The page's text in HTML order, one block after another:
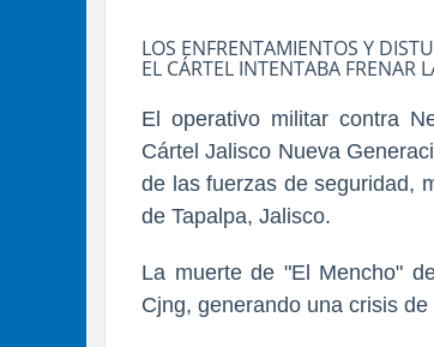
LOS ENFRENTAMIENTOS Y
EL CÁRTEL INTENTABA FRENAR
El operativo militar contra
Cártel Jalisco Nueva
de las fuerzas de seguridad,
de Tapalpa, Jalisco.
La muerte de "El Mencho"
Cjng, generando una crisis